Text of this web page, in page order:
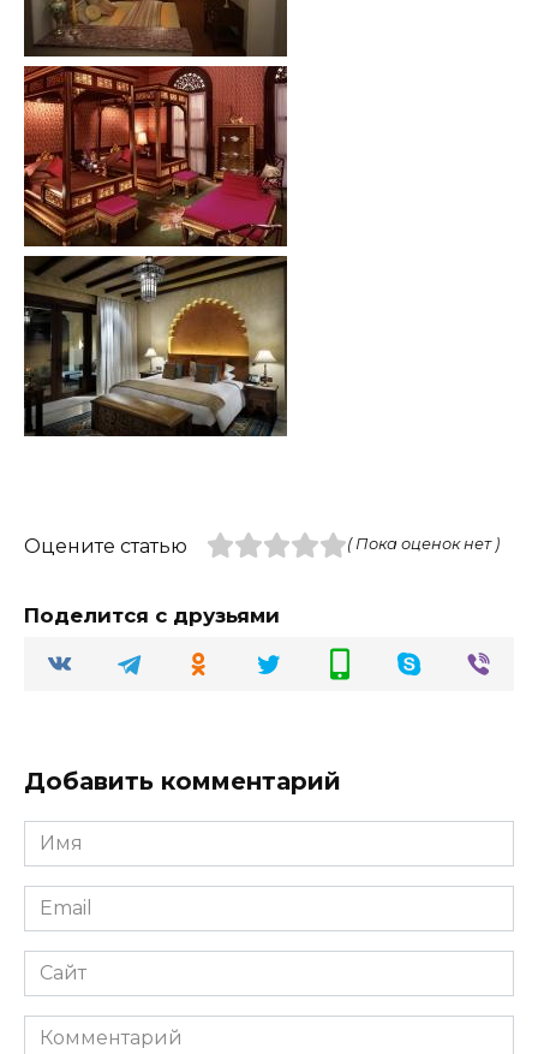
Оцените статью ( Пока оценок нет )
Поделится с друзьями
Добавить комментарий
Имя
Email
Сайт
Комментарий